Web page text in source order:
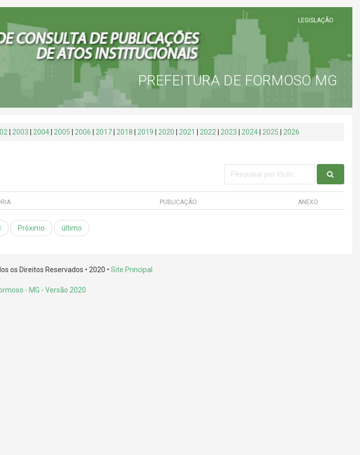
LEGISLAÇÃO
PREFEITURA DE FORMOSO MG
2003 2004 2005 2006 2017 2018 2019 2020 2021 2022 2023 2024 2025 2026
PUBLICAÇÃO ANEXO
Próximo último
os Direitos Reservados • 2020 • Site Principal
- MG - Versão 2020